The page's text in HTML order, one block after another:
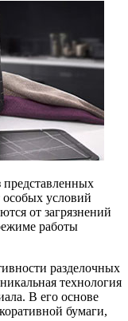
представленных
особых условий
от загрязнений
работы
разделочных
технология
В его основе
бумаги,